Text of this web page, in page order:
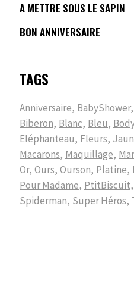
A METTRE SOUS LE SAPIN
BON ANNIVERSAIRE
TAGS
Anniversaire BabyShower
Biberon Blanc Bleu Body
Eléphanteau Fleurs
Macarons Maquillage
Or Ours Ourson Platine
Pour Madame PtitBiscuit
Spiderman Super Héros